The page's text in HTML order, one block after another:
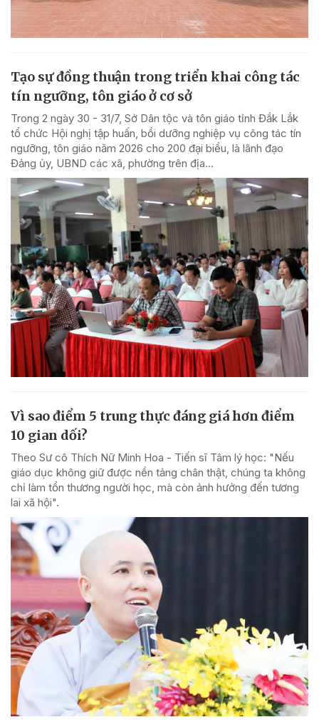
Tạo sự đồng thuận trong triển khai công tác
tín ngưỡng, tôn giáo ở cơ sở
Trong 2 ngày 30 - 31/7, Sở Dân tộc và tôn giáo tỉnh Đắk Lắk
tổ chức Hội nghị tập huấn, bồi dưỡng nghiệp vụ công tác tín
ngưỡng, tôn giáo năm 2026 cho 200 đại biểu, là lãnh đạo
Đảng ủy, UBND các xã, phường trên địa...
Vì sao điểm 5 trung thực đáng giá hơn điểm
10 gian dối?
Theo Sư cô Thích Nữ Minh Hoa - Tiến sĩ Tâm lý học: "Nếu
giáo dục không giữ được nền tảng chân thật, chúng ta không
chỉ làm tổn thương người học, mà còn ảnh hưởng đến tương
lai xã hội".